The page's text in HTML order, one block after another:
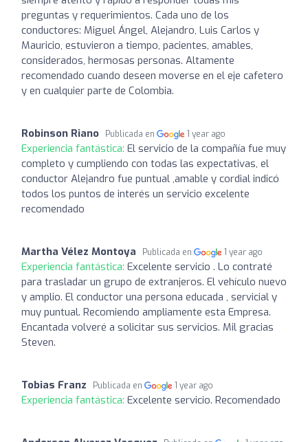
preguntas y requerimientos. Cada uno de los
conductores: Miguel Ángel, Alejandro, Luis Carlos y
Mauricio, estuvieron a tiempo, pacientes, amables,
considerados, hermosas personas. Altamente
recomendado cuando deseen moverse en el eje cafetero
y en cualquier parte de Colombia.
Robinson Riano Publicada en 1 year ago
Experiencia fantástica: El servicio de la compañía fue muy
completo y cumpliendo con todas las expectativas, el
conductor Alejandro fue puntual ,amable y cordial indicó
todos los puntos de interés un servicio excelente
recomendado
Martha Vélez Montoya Publicada en 1 year ago
Experiencia fantástica: Excelente servicio . Lo contraté
para trasladar un grupo de extranjeros. El vehículo nuevo
y amplio. El conductor una persona educada , servicial y
muy puntual. Recomiendo ampliamente esta Empresa.
Encantada volveré a solicitar sus servicios. Mil gracias
Steven.
Tobias Franz Publicada en 1 year ago
Experiencia fantástica: Excelente servicio. Recomendado